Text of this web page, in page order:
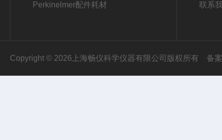
Perkinelmer配件耗材 联系
Copyright © 2026上海畅仪科学仪器有限公司版权所有 备